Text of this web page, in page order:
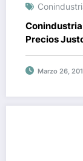
Precios
Marzo 26,